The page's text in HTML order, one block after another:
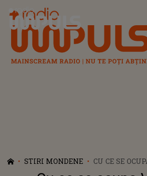
Radio Impuls
STIRI MONDENE
CU CE SE
DOROBANȚU,